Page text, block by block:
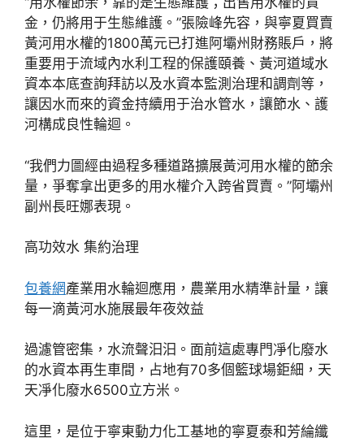
金，仍將用于生態維護。”張險峰先容，與寧夏買賣
黃河用水權的1800萬元已打進阿壩州財務賬戶，將
重要用于流域內水利工程的保護頤養、黃河道域水
資本本底查詢拜訪以及水資本監測治理和調劑等，
讓因水而來的資金持續用于治水管水，讓節水、護
河構成良性輪迴。
“我們力圖經由過程多種道路擴展黃河用水權的節余
量，爭奪拿出更多的用水權介入跨省買賣。”阿壩州
副州長旺娜表現。
高功效水 集約治理
包養網產業用水輪迴應用，農業用水精準計量，讓
每一滴黃河水施展最年夜效益
過濾管密集，水流聲汩汩。面前這處專門凈化廢水
的水資本再生車間，占地有70多個籃球場鉅細，天
天凈化廢水6500立方米。
這里，是位于寧東動力化工基地的寧夏泰和芳綸纖